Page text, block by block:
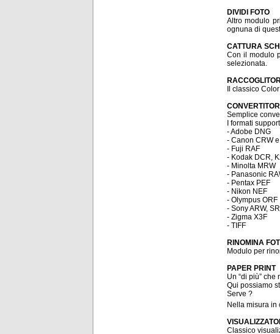
DIVIDI FOTO
Altro modulo
ognuna di
CATTURA
Con il modulo
selezionata.
Il classico
Semplice
I formati
- Adobe DNG
- Canon CRW
- Fuji RAF
- Kodak DCR,
- Minolta MRW
- Panasonic
- Pentax PEF
- Nikon NEF
- Olympus ORF
- Sony ARW,
- Zigma X3F
- TIFF
RINOMINA
Modulo per
PAPER PRINT
Un “di più” che
Qui possiamo
Serve ?
Nella misura in
Classico